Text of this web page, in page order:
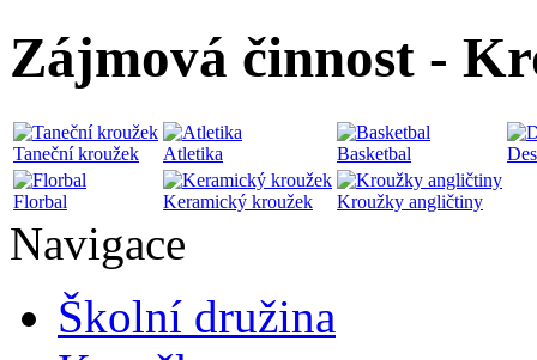
Zájmová činnost -
Taneční kroužek Atletika Basketbal
Florbal Keramický kroužek Kroužky angličtiny
Navigace
Školní družina